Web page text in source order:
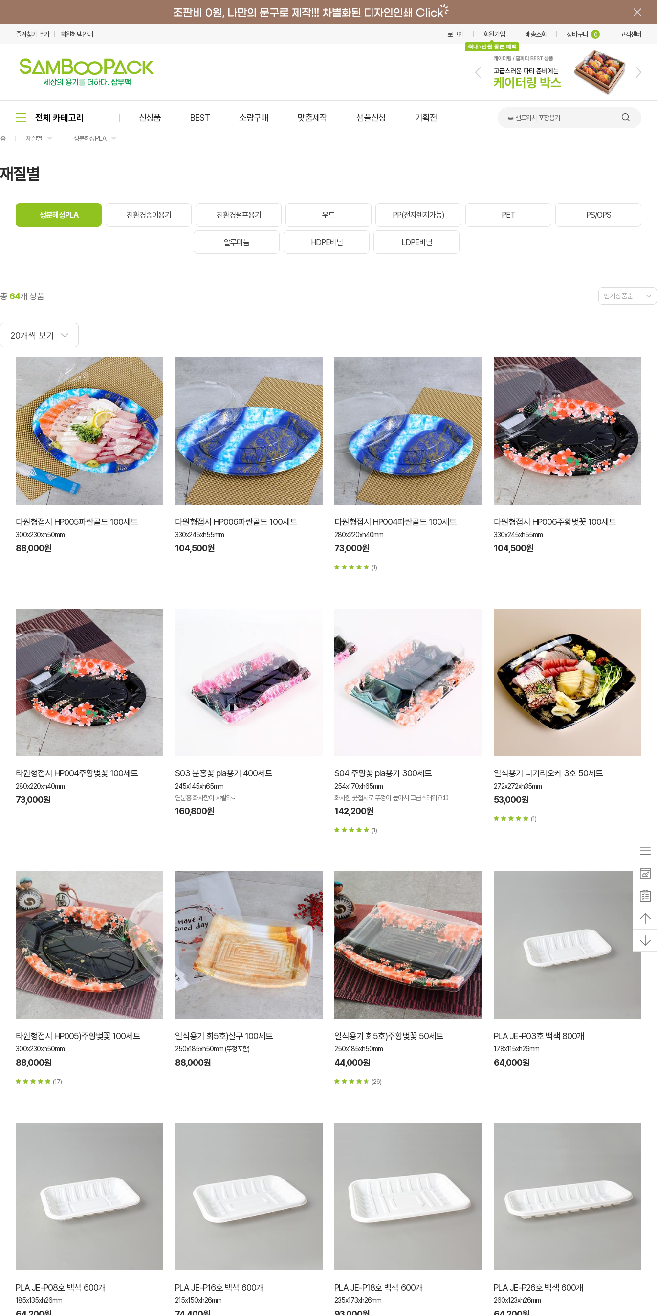
즐겨찾기 추가 회원혜택안내 로그인 회원가입
최대5만원 통큰 혜택
배송조회 장바구니 0 고객센터
신상품 BEST 소량구매 맞춤제작 샘플신청 기획전 📢 한상·옹기 출시
홈 재질별 생분해성PLA
재질별
생분해성PLA 친환경종이용기 친환경펄프용기 우드 PP(전자렌지가능) PET PS/OPS
알루미늄 HDPE비닐 LDPE비닐
총 64개 상품
타원형접시 HP005파란골드 100세트
300x230xh50mm
88,000원
타원형접시 HP006파란골드 100세트
330x245xh55mm
104,500원
타원형접시 HP004파란골드 100세트
280x220xh40mm
73,000원
(1)
타원형접시 HP006주황벚꽃 100세트
330x245xh55mm
104,500원
타원형접시 HP004주황벚꽃 100세트
280x220xh40mm
73,000원
S03 분홍꽃 pla용기 400세트
245x145xh65mm
연분홍 화사함이 샤랄라~
160,800원
S04 주황꽃 pla용기 300세트
254x170xh65mm
화사한 꽃접시로 뚜껑이 높아서 고급스러워요:D
142,200원
(1)
일식용기 니기리오케 3호 50세트
272x272xh35mm
53,000원
(1)
타원형접시 HP005)주황벚꽃 100세트
300x230xh50mm
88,000원
(17)
일식용기 회5호)살구 100세트
250x185xh50mm (뚜껑포함)
88,000원
일식용기 회5호)주황벚꽃 50세트
250x185xh50mm
44,000원
(26)
PLA JE-P03호 백색 800개
178x115xh26mm
64,000원
PLA JE-P08호 백색 600개
185x135xh26mm
PLA JE-P16호 백색 600개
215x150xh26mm
PLA JE-P18호 백색 600개
235x173xh26mm
PLA JE-P26호 백색 600개
260x123xh26mm